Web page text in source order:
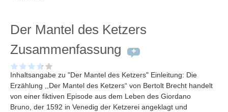
Der Mantel des Ketzers
Zusammenfassung
Inhaltsangabe zu "Der Mantel des Ketzers" Einleitung: Die
Erzählung ,,Der Mantel des Ketzers“ von Bertolt Brecht handelt
von einer fiktiven Episode aus dem Leben des Giordano
Bruno, der 1592 in Venedig der Ketzerei angeklagt und